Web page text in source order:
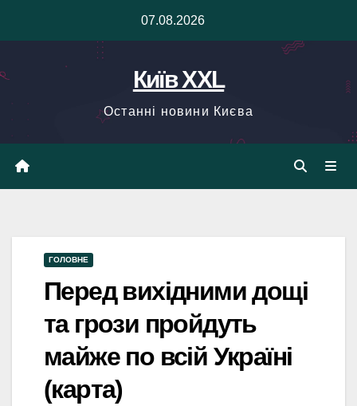
07.08.2026
Київ XXL
Останні новини Києва
ГОЛОВНЕ
Перед вихідними дощі
та грози пройдуть
майже по всій Україні
(карта)